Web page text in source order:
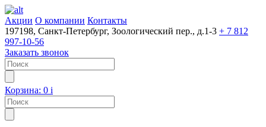
Акции О компании Контакты
197198, Санкт-Петербург, Зоологический пер., д.1-3 + 7 812
997-10-56
Заказать звонок
Корзина: 0 i